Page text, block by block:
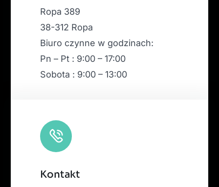
Ropa 389
38-312 Ropa
Biuro czynne w godzinach:
Pn – Pt : 9:00 – 17:00
Sobota : 9:00 – 13:00
Kontakt